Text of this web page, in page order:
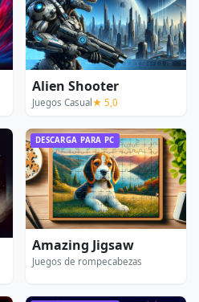
Alien Shooter
Juegos Casual ★ 5,0
DESCARGA PARA PC
Amazing Jigsaw
Juegos de rompecabezas